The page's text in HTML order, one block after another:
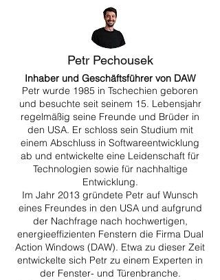
Petr Pechousek
Inhaber und Geschäftsführer von DAW
Petr wurde 1985 in Tschechien geboren
und besuchte seit seinem 15. Lebensjahr
regelmäßig seine Freunde und Brüder in
den USA. Er schloss sein Studium mit
einem Abschluss in Softwareentwicklung
ab und entwickelte eine Leidenschaft für
Technologien sowie für nachhaltige
Entwicklung.
Im Jahr 2013 gründete Petr auf Wunsch
eines Freundes in den USA und aufgrund
der Nachfrage nach hochwertigen,
energieeffizienten Fenstern die Firma Dual
Action Windows (DAW). Etwa zu dieser Zeit
entwickelte sich Petr zu einem Experten in
der Fenster- und Türenbranche.